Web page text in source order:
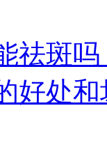
祛斑
好处